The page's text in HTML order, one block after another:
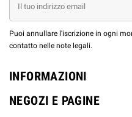
Puoi annullare l'iscrizione in ogni
contatto nelle note legali.
INFORMAZIONI
NEGOZI E PAGINE